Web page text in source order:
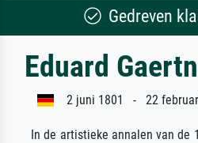
Gedreven
Eduard
2 juni 1801 - 22
In de artistieke annalen van de